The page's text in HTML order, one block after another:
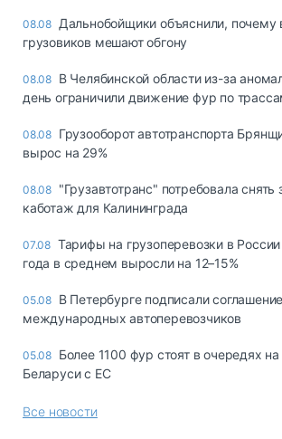
08.08 Дальнобойщики объяснили, почему
грузовиков мешают обгону
08.08 В Челябинской области из-за
день ограничили движение фур по
08.08 Грузооборот автотранспорта
вырос на 29%
08.08 "Грузавтотранс" потребовала снять
каботаж для Калининграда
07.08 Тарифы на грузоперевозки в
года в среднем выросли на 12–15%
05.08 В Петербурге подписали
международных автоперевозчиков
05.08 Более 1100 фур стоят в очередях
Беларуси с ЕС
Все новости